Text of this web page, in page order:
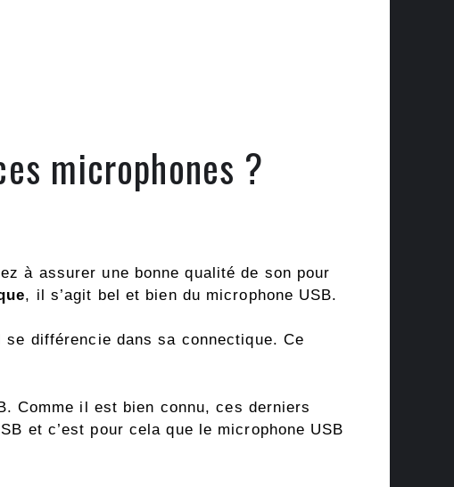
GeneratePress
Theme:
GeneratePress
microphones ?
à assurer une bonne qualité de son pour
, il s’agit bel et bien du microphone USB.
différencie dans sa connectique. Ce
Comme il est bien connu, ces derniers
et c’est pour cela que le microphone USB